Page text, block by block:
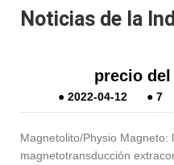
Noticias de la
precio
● 2022-04-12 ● 7
Magnetolito/Physio Magneto:
magnetotransducción